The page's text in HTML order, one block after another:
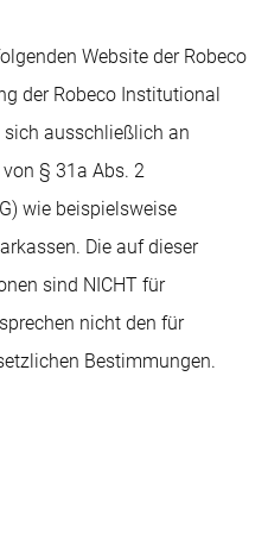
Website der Robeco
der Robeco Institutional
sich ausschließlich an
§ 31a Abs. 2
wie beispielsweise
Die auf dieser
sind NICHT für
nicht den für
Bestimmungen.